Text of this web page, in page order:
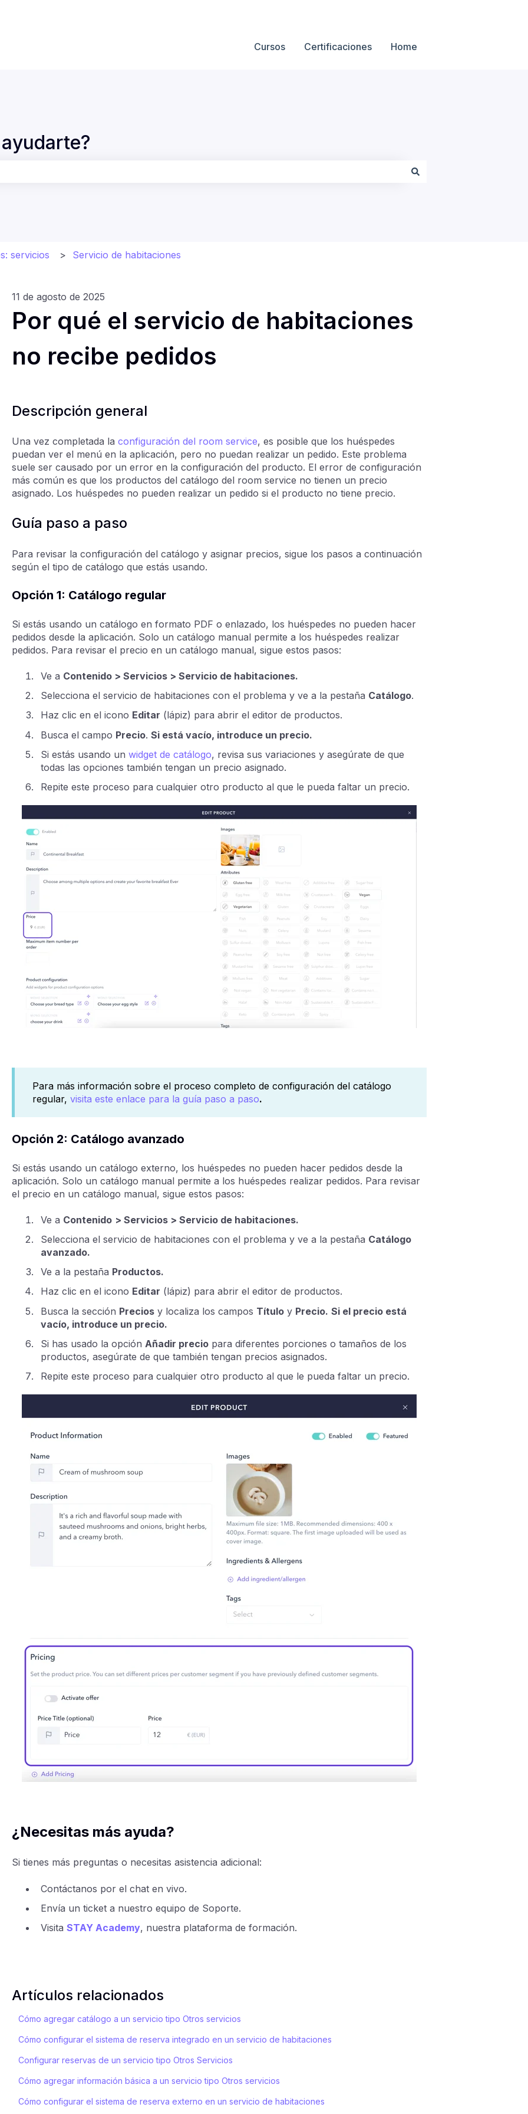
de
Cursos Certificaciones Home
servicios Servicio de habitaciones
11 de agosto de 2025
Por qué el servicio de habitaciones
no recibe pedidos
Descripción general
Una vez completada la configuración del room service, es posible que los huéspedes
puedan ver el menú en la aplicación, pero no puedan realizar un pedido. Este problema
suele ser causado por un error en la configuración del producto. El error de configuración
más común es que los productos del catálogo del room service no tienen un precio
asignado. Los huéspedes no pueden realizar un pedido si el producto no tiene precio.
Guía paso a paso
Para revisar la configuración del catálogo y asignar precios, sigue los pasos a continuación
según el tipo de catálogo que estás usando.
Opción 1: Catálogo regular
Si estás usando un catálogo en formato PDF o enlazado, los huéspedes no pueden hacer
pedidos desde la aplicación. Solo un catálogo manual permite a los huéspedes realizar
pedidos. Para revisar el precio en un catálogo manual, sigue estos pasos:
Ve a Contenido > Servicios > Servicio de habitaciones.
Selecciona el servicio de habitaciones con el problema y ve a la pestaña Catálogo.
Haz clic en el icono Editar (lápiz) para abrir el editor de productos.
Busca el campo Precio. Si está vacío, introduce un precio.
Si estás usando un widget de catálogo, revisa sus variaciones y asegúrate de que
todas las opciones también tengan un precio asignado.
Repite este proceso para cualquier otro producto al que le pueda faltar un precio.
Para más información sobre el proceso completo de configuración del catálogo
regular, visita este enlace para la guía paso a paso.
Opción 2: Catálogo avanzado
Si estás usando un catálogo externo, los huéspedes no pueden hacer pedidos desde la
aplicación. Solo un catálogo manual permite a los huéspedes realizar pedidos. Para revisar
el precio en un catálogo manual, sigue estos pasos:
Ve a Contenido > Servicios > Servicio de habitaciones.
Selecciona el servicio de habitaciones con el problema y ve a la pestaña Catálogo
avanzado.
Ve a la pestaña Productos.
Haz clic en el icono Editar (lápiz) para abrir el editor de productos.
Busca la sección Preciosy localiza los campos Títuloy Precio. Si el precio está
vacío, introduce un precio.
Si has usado la opción Añadir preciopara diferentes porciones o tamaños de los
productos, asegúrate de que también tengan precios asignados.
Repite este proceso para cualquier otro producto al que le pueda faltar un precio.
¿Necesitas más ayuda?
Si tienes más preguntas o necesitas asistencia adicional:
Contáctanos por el chat en vivo.
Envía un ticket a nuestro equipo de Soporte.
Visita STAY Academy, nuestra plataforma de formación.
Artículos relacionados
Cómo agregar catálogo a un servicio tipo Otros servicios
Cómo configurar el sistema de reserva integrado en un servicio de habitaciones
Configurar reservas de un servicio tipo Otros Servicios
Cómo agregar información básica a un servicio tipo Otros servicios
Cómo configurar el sistema de reserva externo en un servicio de habitaciones